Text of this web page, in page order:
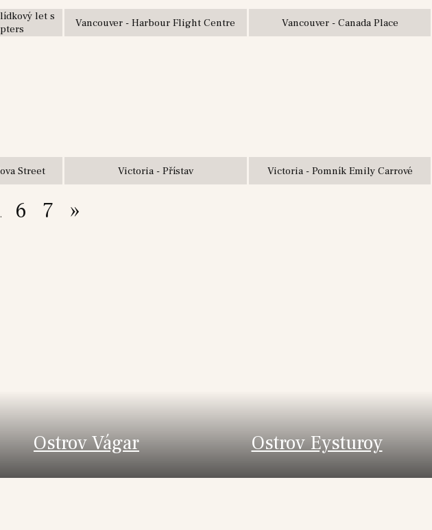
let s
Vancouver - Harbour Flight Centre Vancouver - Canada Place
Street Victoria - Přístav Victoria - Pomník Emily Carrové
6 7 »
Ostrov Vágar Ostrov Eysturoy